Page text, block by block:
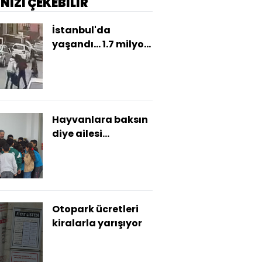
İstanbul'da
yaşandı... 1.7 milyon
Hayvanlara baksın
diye ailesi
Otopark ücretleri
kiralarla yarışıyor